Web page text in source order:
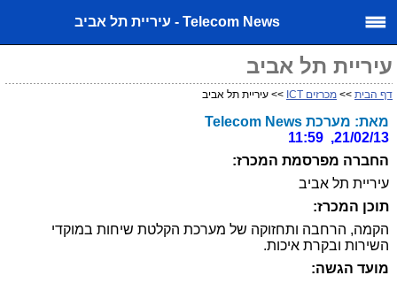
Telecom News - עיריית תל אביב
עיריית תל אביב
דף הבית >> מכרזים ICT >> עיריית תל אביב
מאת: מערכת Telecom News
21/02/13, 11:59
החברה מפרסמת המכרז:
עיריית תל אביב
תוכן המכרז:
הקמה, הרחבה ותחזוקה של מערכת הקלטת שיחות במוקדי
השירות ובקרת איכות.
מועד הגשה: